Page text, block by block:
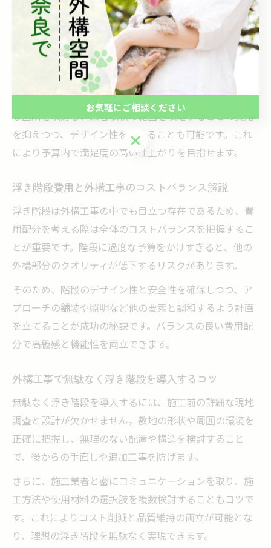
予算内で浮き階段を実現するには、まず外構全体のプラ
ンニングを包括的に見直すことが効果的です。浮き階段
以外の部分でコストダウンを図り、その分を階段の質に
充てる方法が挙げられます。
また、DIYで照明設置を行うなど部分的に自分で施工可能
な箇所を検討し、業者依頼の範囲を限定することで費用
を抑えつつ、デザイン性を高めることも可能です。これ
により予算内で満足度の高い仕上がりを目指せます。
浮き階段費用と外構工事のコストバランス解説
浮き階段は外構工事の中でも目立つ存在であるため、費
用配分を考える際は全体のコストバランスを把握するこ
とが重要です。階段に過度な予算をかけすぎると、他の
外構部分のクオリティが低下するリスクがあります。
そのため、階段のデザイン性と安全性を確保しつつ、ア
プローチの舗装や照明など他の要素と調和するよう計画
を立てることが成功の秘訣です。バランスの良い費用配
分で高級感と機能性を両立できます。
外構工事で無駄なく浮き階段を導入するコツ
無駄なく浮き階段を導入するには、施工前の詳細な現地
調査と設計が欠かせません。敷地の形状や周囲の環境を
正確に把握し、無理のない配置や構造を検討すること
で、後からの手直しや追加工事を防げます。
さらに、施工業者と密にコミュニケーションを取り、施
工方法や使用材料の選択肢を複数検討することもコツで
す。これによりコスト削減と品質維持の両立が可能とな
り、理想の浮き階段を無駄なく実現できます。
お気軽にご相談ください
お気軽にご相談ください